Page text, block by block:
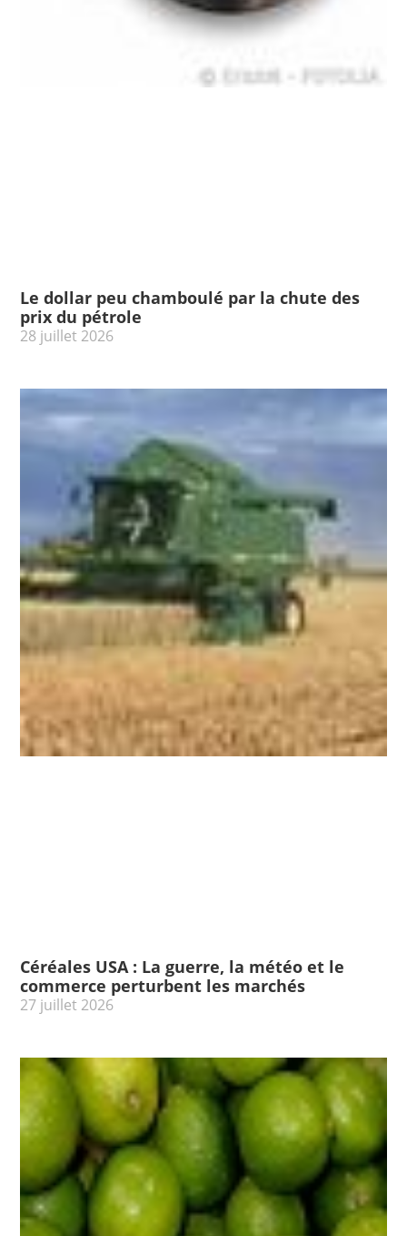
Le dollar peu chamboulé par la chute des
prix du pétrole
28 juillet 2026
Céréales USA : La guerre, la météo et le
commerce perturbent les marchés
27 juillet 2026